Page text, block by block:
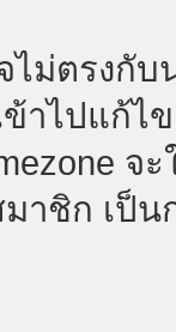
ม่ตรงกั
ข้าไปแก้
จ
าชิก เป็